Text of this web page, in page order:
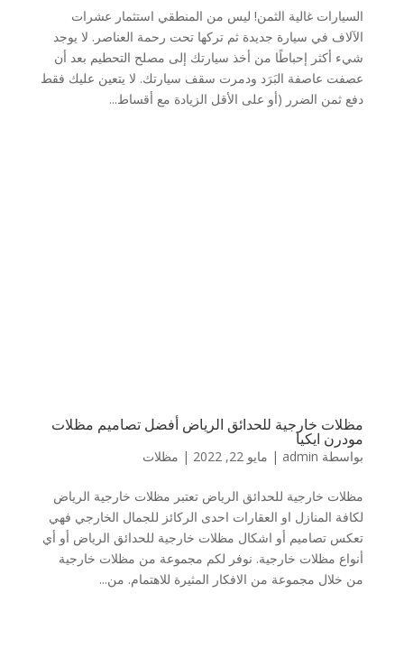
السيارات غالية الثمن! ليس من المنطقي استثمار عشرات
الآلاف في سيارة جديدة ثم تركها تحت رحمة العناصر. لا يوجد
شيء أكثر إحباطًا من أخذ سيارتك إلى مصلح التحطيم بعد أن
عصفت عاصفة البَرَد ودمرت سقف سيارتك. لا يتعين عليك فقط
دفع ثمن الضرر (أو على الأقل الزيادة مع أقساط...
مظلات خارجية للحدائق الرياض أفضل تصاميم مظلات
مودرن ايكيا
بواسطة admin
| مايو 22, 2022 | مظلات
مظلات خارجية للحدائق الرياض تعتبر مظلات خارجية الرياض
لكافة المنازل او العقارات احدى الركائز للجمال الخارجي فهي
تعكس تصاميم أو اشكال مظلات خارجية للحدائق الرياض أو أي
أنواع مظلات خارجية. نوفر لكم مجموعة من مظلات خارجية
من خلال مجموعة من الافكار المثيرة للاهتمام. من...